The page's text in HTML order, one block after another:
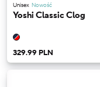
Unisex Nowość
Yoshi Classic Clog
329.99 PLN